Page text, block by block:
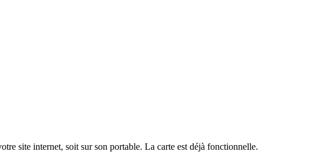
site internet, soit sur son portable. La carte est déjà fonctionnelle.